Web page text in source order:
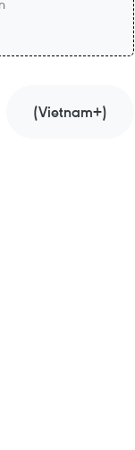
(Vietnam+)